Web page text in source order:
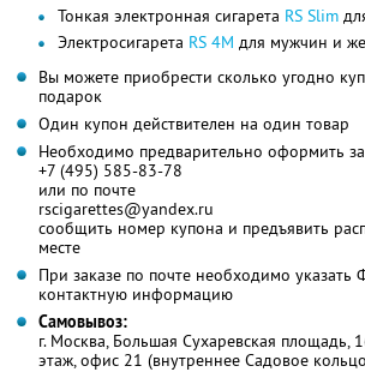
Тонкая электронная сигарета RS Slim
Электросигарета RS 4M для мужчин и
Вы можете приобрести сколько угодно
подарок
Один купон действителен на один товар
Необходимо предварительно оформить
+7 (495) 585-83-78
или по почте
rscigarettes@yandex.ru
сообщить номер купона и предъявить
месте
При заказе по почте необходимо
контактную информацию
Самовывоз:
г. Москва, Большая Сухаревская площадь,
этаж, офис 21 (внутреннее Садовое